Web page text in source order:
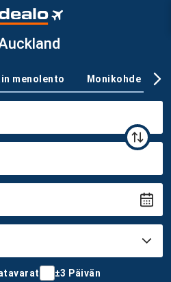
menolento Monikohde
±3 Päivän